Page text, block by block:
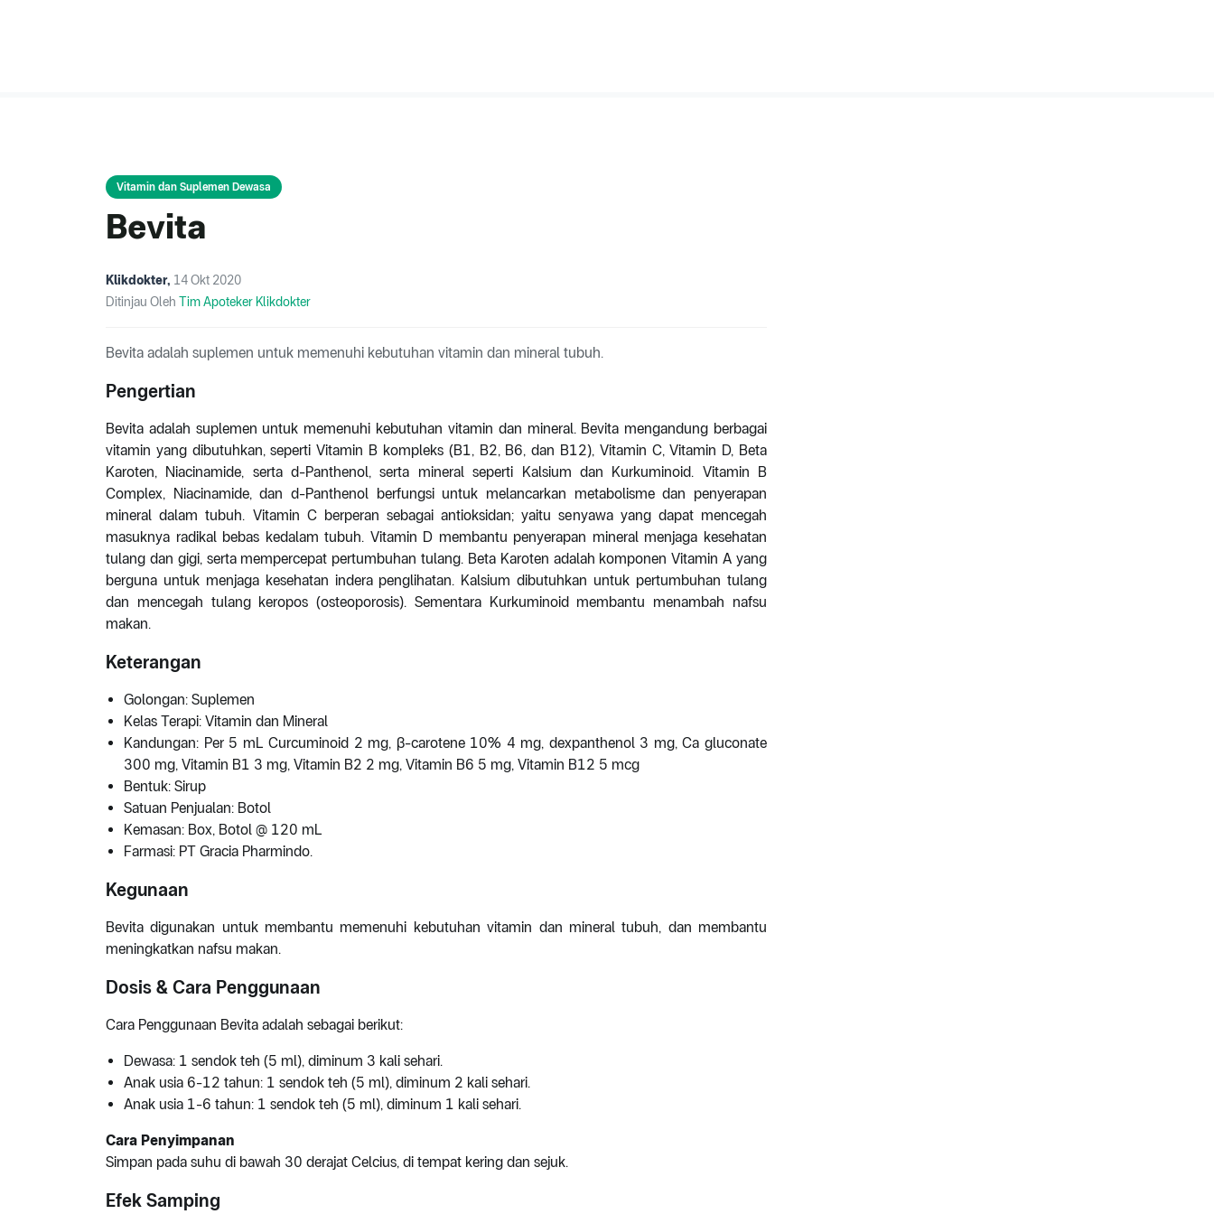
Vitamin dan Suplemen Dewasa
Bevita
Klikdokter, 14 Okt 2020
Ditinjau Oleh Tim Apoteker Klikdokter
Bevita adalah suplemen untuk memenuhi kebutuhan vitamin dan mineral tubuh.
Pengertian
Bevita adalah suplemen untuk memenuhi kebutuhan vitamin dan mineral. Bevita mengandung berbagai
vitamin yang dibutuhkan, seperti Vitamin B kompleks (B1, B2, B6, dan B12), Vitamin C, Vitamin D, Beta
Karoten, Niacinamide, serta d-Panthenol, serta mineral seperti Kalsium dan Kurkuminoid. Vitamin B
Complex, Niacinamide, dan d-Panthenol berfungsi untuk melancarkan metabolisme dan penyerapan
mineral dalam tubuh. Vitamin C berperan sebagai antioksidan; yaitu senyawa yang dapat mencegah
masuknya radikal bebas kedalam tubuh. Vitamin D membantu penyerapan mineral menjaga kesehatan
tulang dan gigi, serta mempercepat pertumbuhan tulang. Beta Karoten adalah komponen Vitamin A yang
berguna untuk menjaga kesehatan indera penglihatan. Kalsium dibutuhkan untuk pertumbuhan tulang
dan mencegah tulang keropos (osteoporosis). Sementara Kurkuminoid membantu menambah nafsu
makan.
Keterangan
Golongan: Suplemen
Kelas Terapi: Vitamin dan Mineral
Kandungan: Per 5 mL Curcuminoid 2 mg, β-carotene 10% 4 mg, dexpanthenol 3 mg, Ca gluconate
300 mg, Vitamin B1 3 mg, Vitamin B2 2 mg, Vitamin B6 5 mg, Vitamin B12 5 mcg
Bentuk: Sirup
Satuan Penjualan: Botol
Kemasan: Box, Botol @ 120 mL
Farmasi: PT Gracia Pharmindo.
Kegunaan
Bevita digunakan untuk membantu memenuhi kebutuhan vitamin dan mineral tubuh, dan membantu
meningkatkan nafsu makan.
Dosis & Cara Penggunaan
Cara Penggunaan Bevita adalah sebagai berikut:
Dewasa: 1 sendok teh (5 ml), diminum 3 kali sehari.
Anak usia 6-12 tahun: 1 sendok teh (5 ml), diminum 2 kali sehari.
Anak usia 1-6 tahun: 1 sendok teh (5 ml), diminum 1 kali sehari.
Cara Penyimpanan
Simpan pada suhu di bawah 30 derajat Celcius, di tempat kering dan sejuk.
Efek Samping